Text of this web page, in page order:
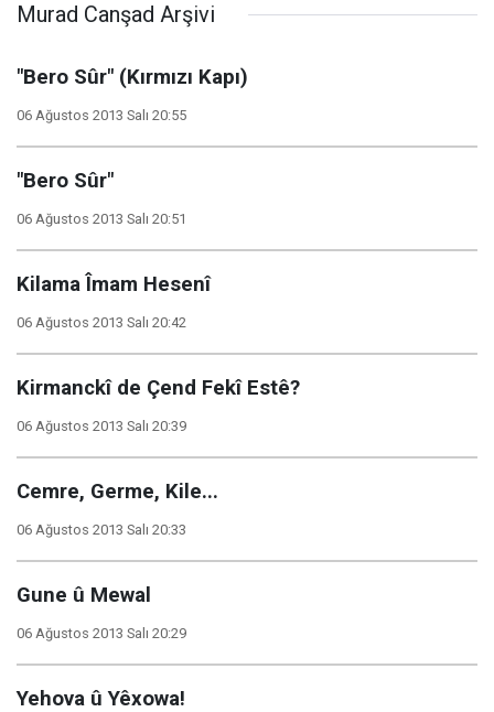
Murad Canşad Arşivi
"Bero Sûr" (Kırmızı Kapı)
06 Ağustos 2013 Salı 20:55
"Bero Sûr"
06 Ağustos 2013 Salı 20:51
Kilama Îmam Hesenî
06 Ağustos 2013 Salı 20:42
Kirmanckî de Çend Fekî Estê?
06 Ağustos 2013 Salı 20:39
Cemre, Germe, Kile...
06 Ağustos 2013 Salı 20:33
Gune û Mewal
06 Ağustos 2013 Salı 20:29
Yehova û Yêxowa!